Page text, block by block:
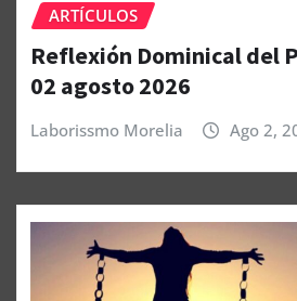
ARTÍCULOS
Reflexión Dominical del
02 agosto 2026
Laborissmo Morelia Ago 2,